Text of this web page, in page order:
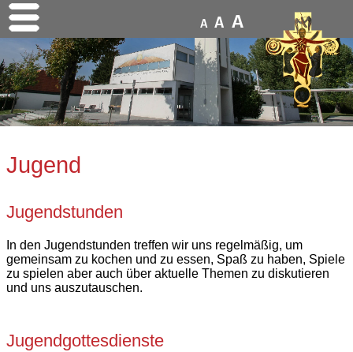
A A A
Jugend
Jugendstunden
In den Jugendstunden treffen wir uns regelmäßig, um
gemeinsam zu kochen und zu essen, Spaß zu haben, Spiele
zu spielen aber auch über aktuelle Themen zu diskutieren
und uns auszutauschen.
Jugendgottesdienste